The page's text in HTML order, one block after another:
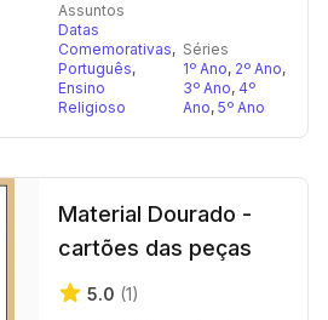
Assuntos
Datas
Comemorativas,
Português,
Ensino
Religioso
Séries
1º Ano, 2º Ano,
3º Ano, 4º
Ano, 5º Ano
Material Dourado -
cartões das peças
5.0 (1)